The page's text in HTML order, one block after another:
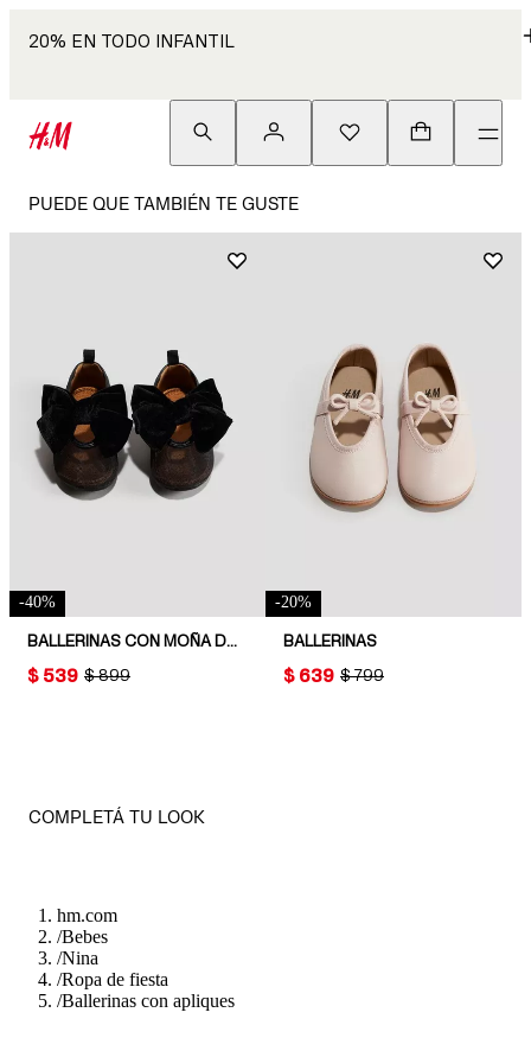
20% EN TODO INFANTIL
PUEDE QUE TAMBIÉN TE GUSTE
-40%
BALLERINAS CON MOÑA DE TERCIOPELO
ORIGINAL PRICE:
$ 899
PRICE:
$ 539
-20%
BALLERINAS
ORIGINAL PRICE:
$ 799
PRICE:
$ 639
COMPLETÁ TU LOOK
hm.com
/Bebes
/Nina
/Ropa de fiesta
/Ballerinas con apliques